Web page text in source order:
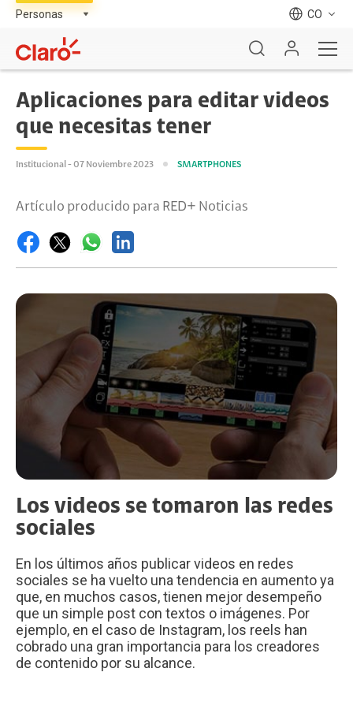
CO
Aplicaciones para editar videos
que necesitas tener
Institucional - 07 Noviembre 2023 SMARTPHONES
Artículo producido para RED+ Noticias
Los videos se tomaron las redes
sociales
En los últimos años publicar videos en redes
sociales se ha vuelto una tendencia en aumento ya
que, en muchos casos, tienen mejor desempeño
que un simple post con textos o imágenes. Por
ejemplo, en el caso de Instagram, los reels han
cobrado una gran importancia para los creadores
de contenido por su alcance.